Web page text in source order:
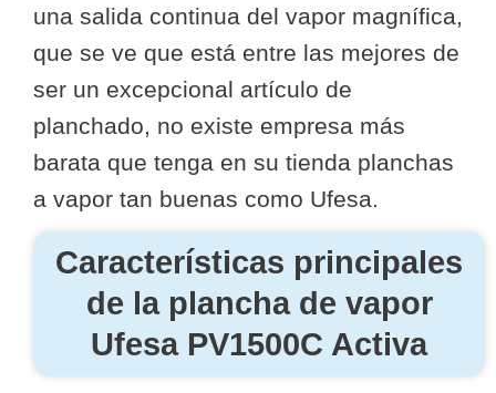
una salida continua del vapor magnífica,
que se ve que está entre las mejores de
ser un excepcional artículo de
planchado, no existe empresa más
barata que tenga en su tienda planchas
a vapor tan buenas como Ufesa.
Características principales
de la plancha de vapor
Ufesa PV1500C Activa